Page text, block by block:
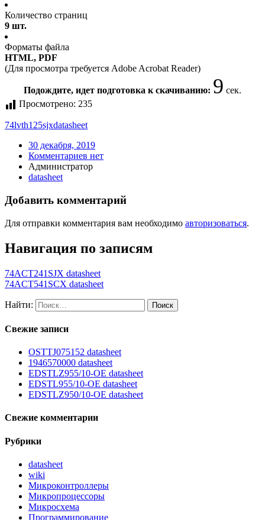
Количество страниц
9 шт.
Форматы файла
HTML, PDF
(Для просмотра требуется Adobe Acrobat Reader)
Подождите, идет подготовка к скачиванию: 9 сек.
Просмотрено: 235
74lvth125sjxdatasheet
30 декабря, 2019
Комментариев нет
Администратор
datasheet
Добавить комментарий
Для отправки комментария вам необходимо авторизоваться.
Навигация по записям
74ACT241SJX datasheet
74ACT541SCX datasheet
Найти:
Свежие записи
OSTTJ075152 datasheet
1946570000 datasheet
EDSTLZ955/10-OE datasheet
EDSTL955/10-OE datasheet
EDSTLZ950/10-OE datasheet
Свежие комментарии
Рубрики
datasheet
wiki
Микроконтроллеры
Микропроцессоры
Микросхема
Программирование